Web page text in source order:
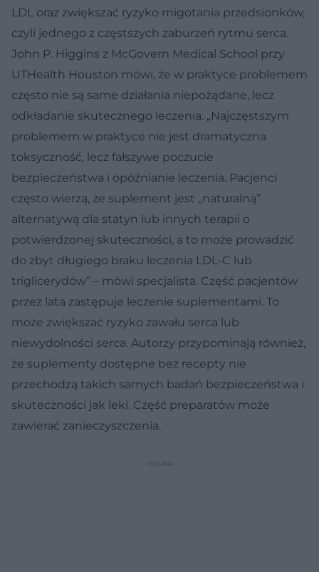
LDL oraz zwiększać ryzyko migotania przedsionków,
czyli jednego z częstszych zaburzeń rytmu serca.
John P. Higgins z McGovern Medical School przy
UTHealth Houston mówi, że w praktyce problemem
często nie są same działania niepożądane, lecz
odkładanie skutecznego leczenia. „Najczęstszym
problemem w praktyce nie jest dramatyczna
toksyczność, lecz fałszywe poczucie
bezpieczeństwa i opóźnianie leczenia. Pacjenci
często wierzą, że suplement jest „naturalną”
alternatywą dla statyn lub innych terapii o
potwierdzonej skuteczności, a to może prowadzić
do zbyt długiego braku leczenia LDL-C lub
triglicerydów” – mówi specjalista. Część pacjentów
przez lata zastępuje leczenie suplementami. To
może zwiększać ryzyko zawału serca lub
niewydolności serca. Autorzy przypominają również,
że suplementy dostępne bez recepty nie
przechodzą takich samych badań bezpieczeństwa i
skuteczności jak leki. Część preparatów może
zawierać zanieczyszczenia.